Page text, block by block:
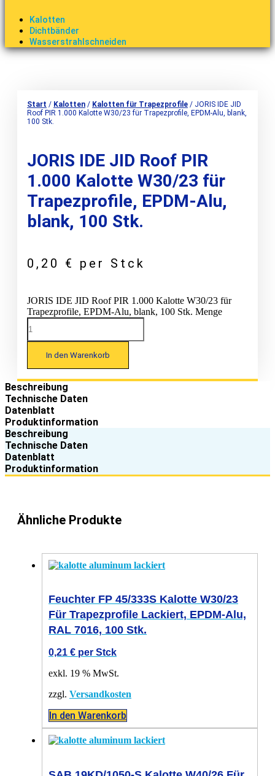
Kalotten
Dichtbänder
Wasserstrahlschneiden
Start / Kalotten / Kalotten für Trapezprofile / JORIS IDE JID
Roof PIR 1.000 Kalotte W30/23 für Trapezprofile, EPDM-Alu, blank,
100 Stk.
JORIS IDE JID Roof PIR
1.000 Kalotte W30/23 für
Trapezprofile, EPDM-Alu,
blank, 100 Stk.
0,20 € per Stck
JORIS IDE JID Roof PIR 1.000 Kalotte W30/23 für
Trapezprofile, EPDM-Alu, blank, 100 Stk. Menge
In den Warenkorb
Beschreibung
Technische Daten
Datenblatt
Produktinformation
Beschreibung
Technische Daten
Datenblatt
Produktinformation
Ähnliche Produkte
Feuchter FP 45/333S Kalotte W30/23
Für Trapezprofile Lackiert, EPDM-Alu,
RAL 7016, 100 Stk.
0,21 € per Stck
exkl. 19 % MwSt.
zzgl. Versandkosten
In den Warenkorb